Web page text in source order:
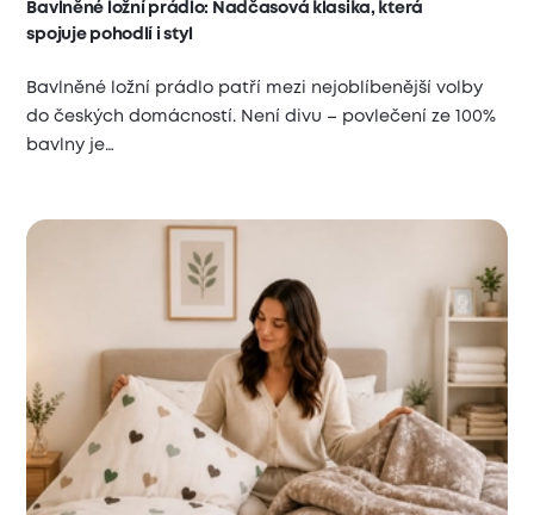
Bavlněné ložní prádlo: Nadčasová klasika, která
spojuje pohodlí i styl
Bavlněné ložní prádlo patří mezi nejoblíbenější volby
do českých domácností. Není divu – povlečení ze 100%
bavlny je…